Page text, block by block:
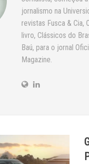
jornalismo na
revistas Fusca & Cia,
livro, Clássicos do
Baú, para o jornal
Magazine.